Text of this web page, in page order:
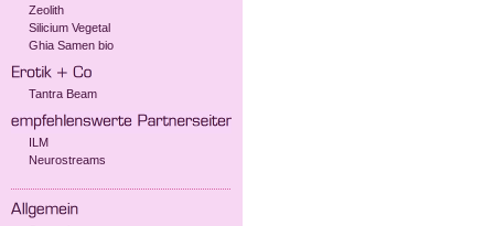
Zeolith
Silicium Vegetal
Ghia Samen bio
Tantra Beam
ILM
Neurostreams